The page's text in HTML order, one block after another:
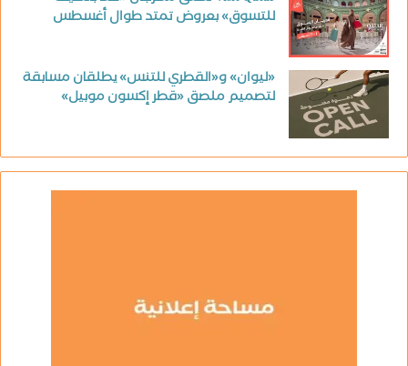
للتسوق» بعروض تمتد طوال أغسطس
«ليوان» و«القطري للتنس» يطلقان مسابقة
لتصميم ملصق «قطر إكسون موبيل»